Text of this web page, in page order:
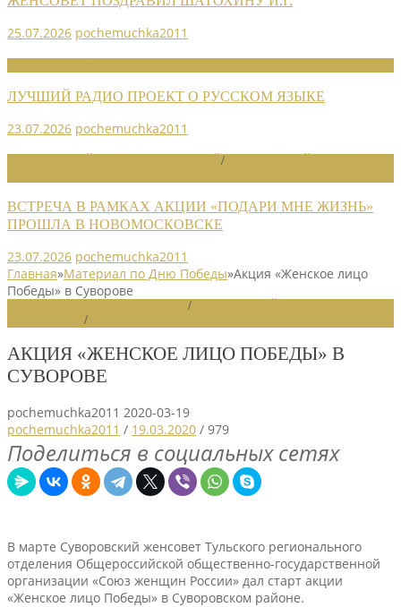
25.07.2026 pochemuchka2011
ЛУЧШИЙ РАДИО ПРОЕКТ О РУССКОМ ЯЗЫКЕ
23.07.2026 pochemuchka2011
/
ВСТРЕЧА В РАМКАХ АКЦИИ «ПОДАРИ МНЕ ЖИЗНЬ»
ПРОШЛА В НОВОМОСКОВСКЕ
23.07.2026 pochemuchka2011
Главная»Материал по Дню Победы»Акция «Женское лицо
Победы» в Суворове
/
/
АКЦИЯ «ЖЕНСКОЕ ЛИЦО ПОБЕДЫ» В
СУВОРОВЕ
pochemuchka2011 2020-03-19
pochemuchka2011 / 19.03.2020 / 979
Поделиться в социальных сетях
В марте Суворовский женсовет Тульского регионального
отделения Общероссийской общественно-государственной
организации «Союз женщин России» дал старт акции
«Женское лицо Победы» в Суворовском районе.